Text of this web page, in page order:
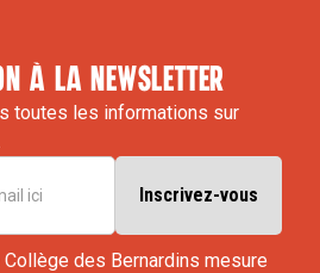
à la newsletter
toutes les informations sur
des Bernardins mesure